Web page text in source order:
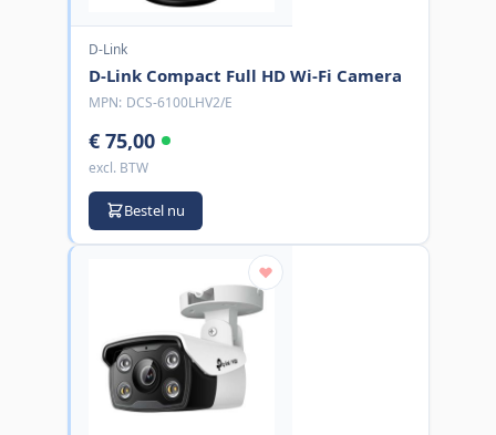
D-Link
D-Link Compact Full HD Wi-Fi Camera
MPN: DCS-6100LHV2/E
€ 75,00
excl. BTW
Bestel nu